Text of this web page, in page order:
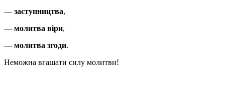
— заступництва,
— молитва віри,
— молитва згоди.
Неможна вгашати силу молитви!